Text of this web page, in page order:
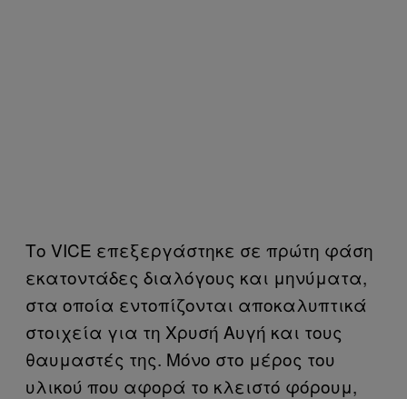
Το VICE επεξεργάστηκε σε πρώτη φάση
εκατοντάδες διαλόγους και μηνύματα,
στα οποία εντοπίζονται αποκαλυπτικά
στοιχεία για τη Χρυσή Αυγή και τους
θαυμαστές της. Μόνο στο μέρος του
υλικού που αφορά το κλειστό φόρουμ,